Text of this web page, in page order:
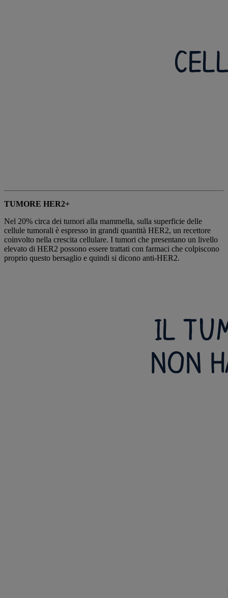
TUMORE HER2+
Nel 20% circa dei tumori alla mammella, sulla superficie delle
cellule tumorali è espresso in grandi quantità HER2, un recettore
coinvolto nella crescita cellulare. I tumori che presentano un livello
elevato di HER2 possono essere trattati con farmaci che colpiscono
proprio questo bersaglio e quindi si dicono anti-HER2.